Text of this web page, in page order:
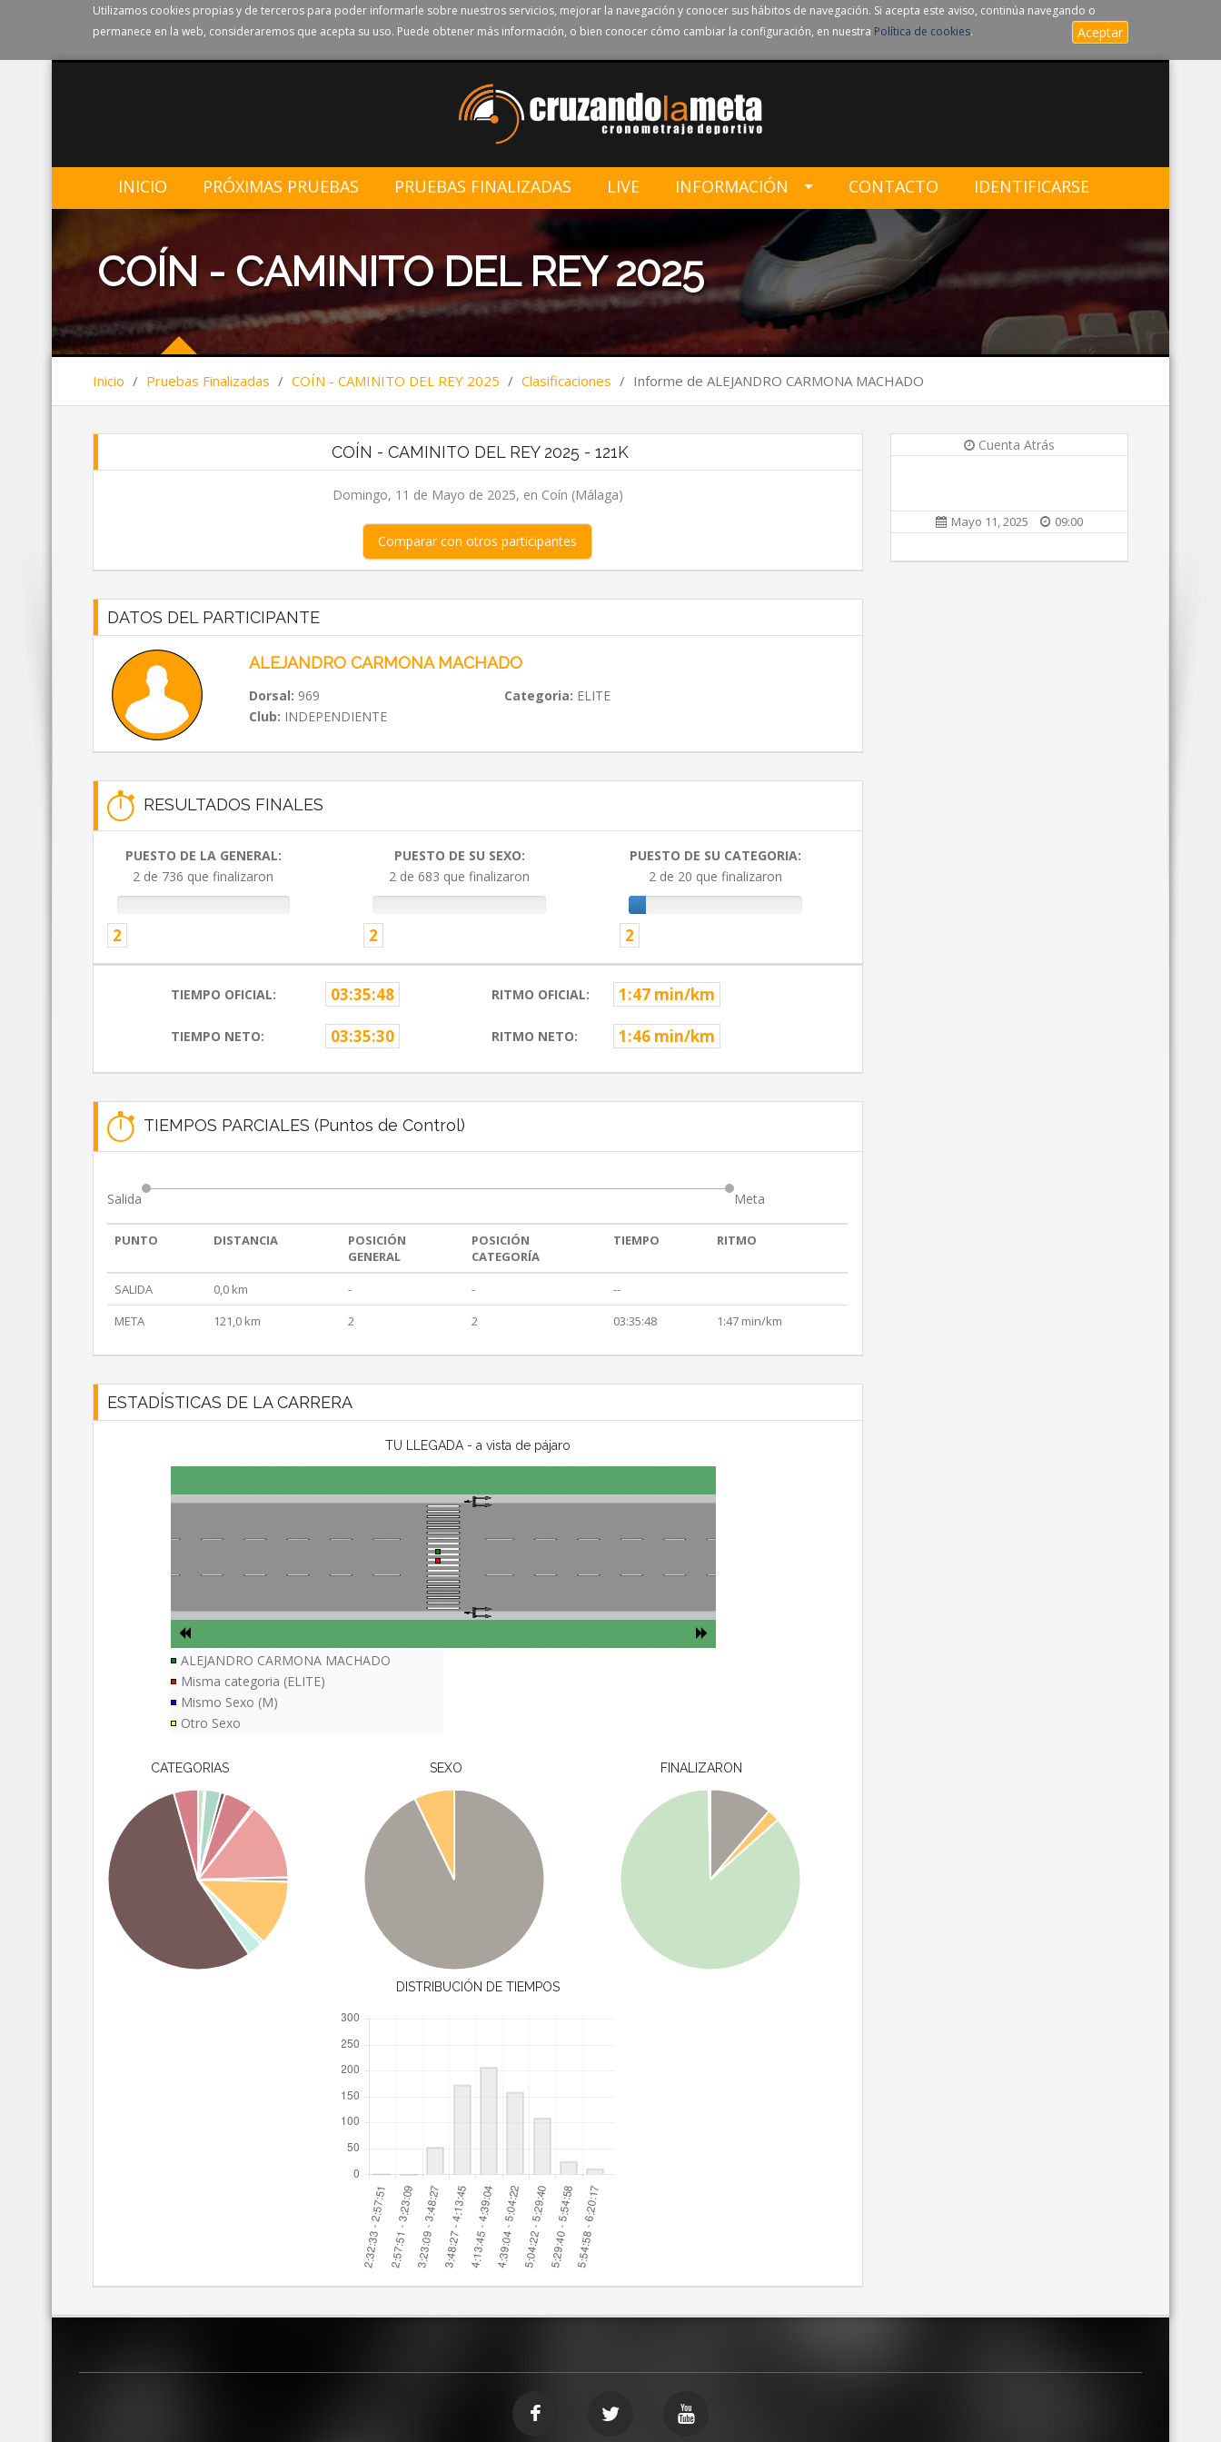
Utilizamos cookies propias y de terceros para poder informarle sobre nuestros servicios, mejorar la navegación y conocer sus hábitos de navegación. Si acepta este aviso, continúa navegando o
permanece en la web, consideraremos que acepta su uso. Puede obtener más información, o bien conocer cómo cambiar la configuración, en nuestra Política de cookies. Aceptar
INICIO PRÓXIMAS PRUEBAS PRUEBAS FINALIZADAS LIVE INFORMACIÓN CONTACTO IDENTIFICARSE
COÍN - CAMINITO DEL REY 2025
Inicio / Pruebas Finalizadas / COÍN - CAMINITO DEL REY 2025 / Clasificaciones / Informe de ALEJANDRO CARMONA MACHADO
COÍN - CAMINITO DEL REY 2025 - 121K
Domingo, 11 de Mayo de 2025, en Coín (Málaga)
Comparar con otros participantes
DATOS DEL PARTICIPANTE
ALEJANDRO CARMONA MACHADO
Dorsal: 969 Categoria: ELITE
Club: INDEPENDIENTE
RESULTADOS FINALES
PUESTO DE LA GENERAL:
2 de 736 que finalizaron
2
PUESTO DE SU SEXO:
2 de 683 que finalizaron
2
PUESTO DE SU CATEGORIA:
2 de 20 que finalizaron
2
TIEMPO OFICIAL: 03:35:48 RITMO OFICIAL: 1:47 min/km
TIEMPO NETO: 03:35:30 RITMO NETO: 1:46 min/km
TIEMPOS PARCIALES (Puntos de Control)
Salida Meta
PUNTO DISTANCIA
POSICIÓN
GENERAL
POSICIÓN
CATEGORÍA
TIEMPO RITMO
SALIDA 0,0 km - -
--
META
121,0 km 2 2 03:35:48 1:47 min/km
ESTADÍSTICAS DE LA CARRERA
TU LLEGADA - a vista de pájaro
ALEJANDRO CARMONA MACHADO
Misma categoria (ELITE)
Mismo Sexo (M)
Otro Sexo
CATEGORIAS SEXO FINALIZARON
DISTRIBUCIÓN DE TIEMPOS
Cuenta Atrás
Mayo 11, 2025 09:00